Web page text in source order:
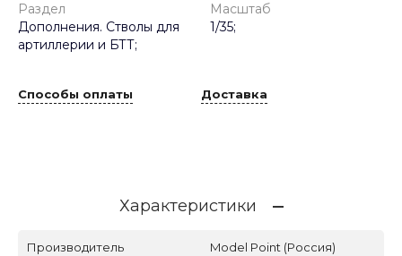
Раздел
Дополнения. Стволы для
артиллерии и БТТ;
Масштаб
1/35;
Способы оплаты Доставка
Характеристики
Производитель Model Point (Россия)